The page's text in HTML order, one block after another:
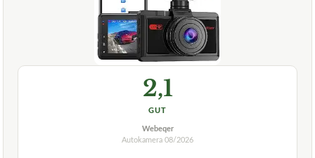
2,1
GUT
Webeqer
Autokamera 08/2026